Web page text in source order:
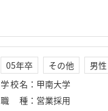
05年卒 その他
男性
学校名 ： 甲南大学
職種 ： 営業採用